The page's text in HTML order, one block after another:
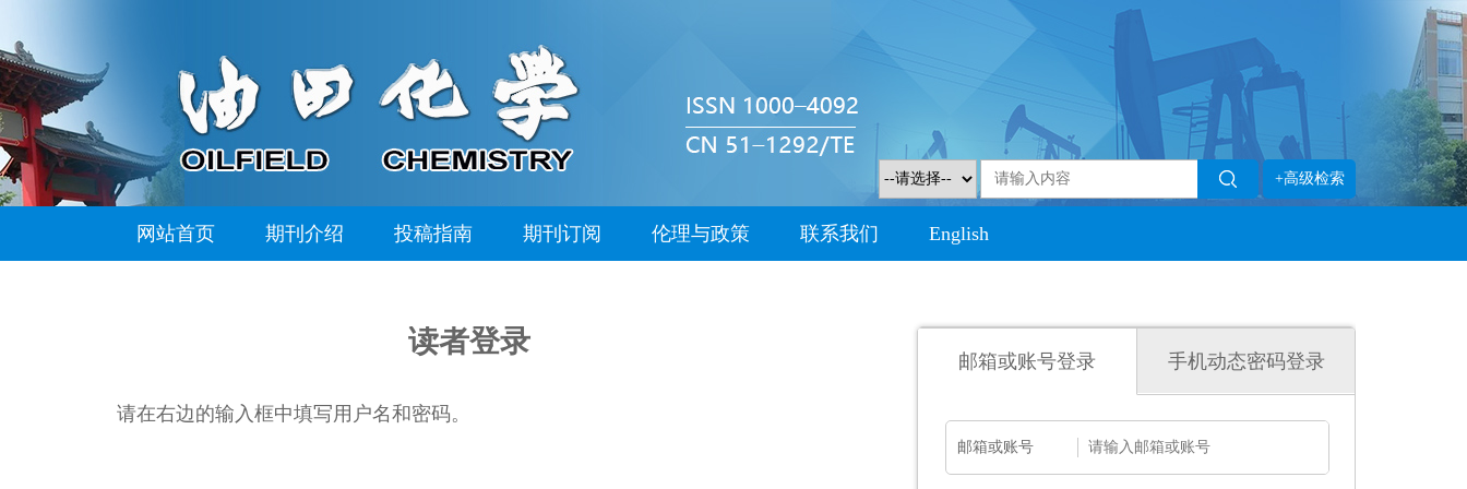
+高级检索
网站首页 期刊介绍 投稿指南 期刊订阅 伦理与政策 联系我们 English
读者登录
请在右边的输入框中填写用户名和密码。
邮箱或账号登录 手机动态密码登录
邮箱或账号